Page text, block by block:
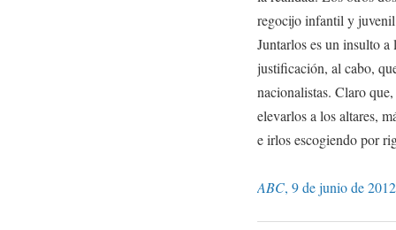
regocijo infantil y
Juntarlos es un insulto
justificación, al cabo,
nacionalistas. Claro
elevarlos a los altares,
e irlos escogiendo por
ABC, 9 de junio de